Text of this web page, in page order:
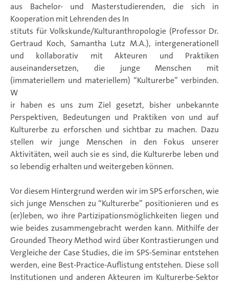
aus Bachelor- und Masterstudierenden, die sich in
Kooperation mit Lehrenden des In
stituts für Volkskunde/Kulturanthropologie (Professor Dr.
Gertraud Koch, Samantha Lutz M.A.), intergenerationell
und kollaborativ mit Akteuren und Praktiken
auseinandersetzen, die junge Menschen mit
(immateriellem und materiellem) “Kulturerbe” verbinden.
W
ir haben es uns zum Ziel gesetzt, bisher unbekannte
Perspektiven, Bedeutungen und Praktiken von und auf
Kulturerbe zu erforschen und sichtbar zu machen. Dazu
stellen wir junge Menschen in den Fokus unserer
Aktivitäten, weil auch sie es sind, die Kulturerbe leben und
so lebendig erhalten und weitergeben können.
Vor diesem Hintergrund werden wir im SPS erforschen, wie
sich junge Menschen zu “Kulturerbe” positionieren und es
(er)leben, wo ihre Partizipationsmöglichkeiten liegen und
wie beides zusammengebracht werden kann. Mithilfe der
Grounded Theory Method wird über Kontrastierungen und
Vergleiche der Case Studies, die im SPS-Seminar entstehen
werden, eine Best-Practice-Auflistung entstehen. Diese soll
Institutionen und anderen Akteuren im Kulturerbe-Sektor